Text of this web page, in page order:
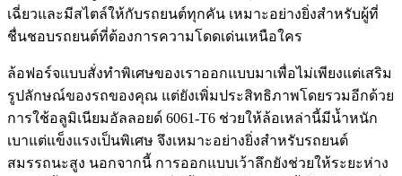
เฉี่ยวและมีสไตล์ให้กับรถยนต์ทุกคัน เหมาะอย่างยิ่งสำหรับผู้ที่
ชื่นชอบรถยนต์ที่ต้องการความโดดเด่นเหนือใคร
ล้อฟอร์จแบบสั่งทำพิเศษของเราออกแบบมาเพื่อไม่เพียงแต่เสริม
รูปลักษณ์ของรถของคุณ แต่ยังเพิ่มประสิทธิภาพโดยรวมอีกด้วย
การใช้อลูมิเนียมอัลลอยด์ 6061-T6 ช่วยให้ล้อเหล่านี้มีน้ำหนัก
เบาแต่แข็งแรงเป็นพิเศษ จึงเหมาะอย่างยิ่งสำหรับรถยนต์
สมรรถนะสูง นอกจากนี้ การออกแบบเว้าลึกยังช่วยให้ระยะห่าง